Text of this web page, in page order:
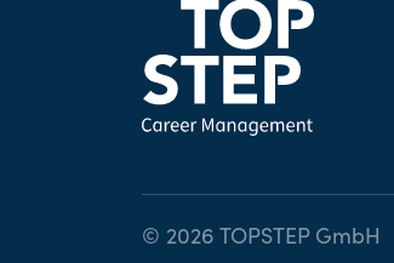
© 2026 TOPSTEP GmbH